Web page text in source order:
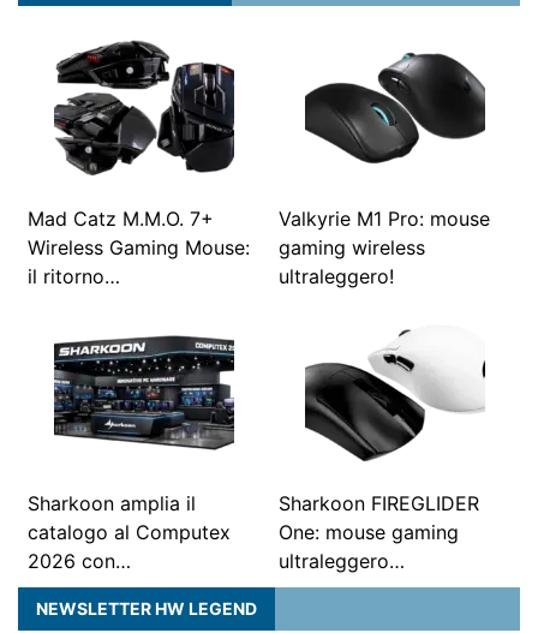
Mad Catz M.M.O. 7+
Wireless Gaming Mouse:
il ritorno…
Valkyrie M1 Pro: mouse
gaming wireless
ultraleggero!
Sharkoon amplia il
catalogo al Computex
2026 con…
Sharkoon FIREGLIDER
One: mouse gaming
ultraleggero…
NEWSLETTER HW LEGEND